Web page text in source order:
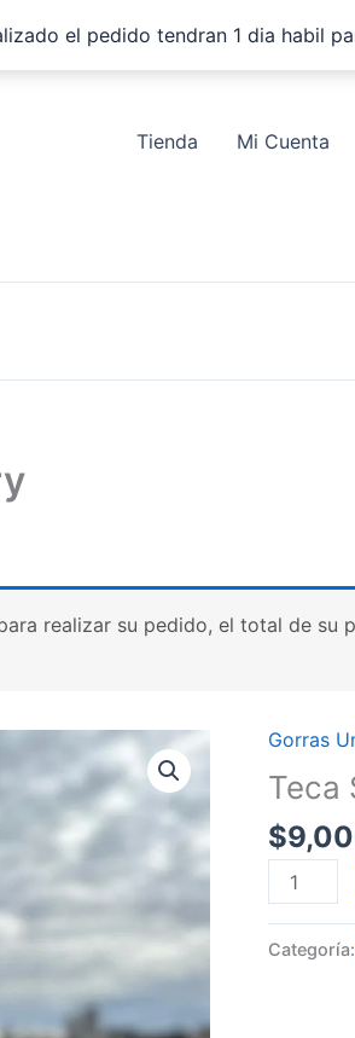
el pedido tendran 1 dia habil
Tienda Mi Cuenta
realizar su pedido, el total de su
Gorras
Teca
$
Teca
Storm
premium
country
Categoría: